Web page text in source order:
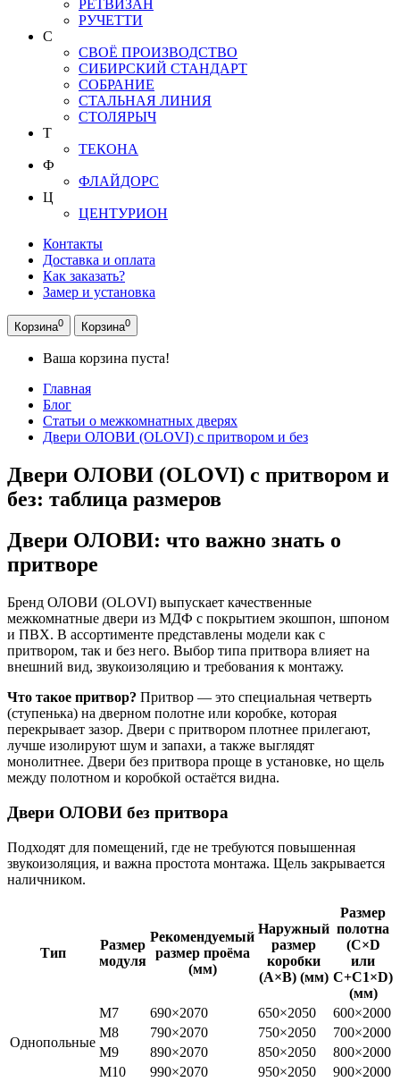
РЕТВИЗАН
РУЧЕТТИ
С
СВОЁ ПРОИЗВОДСТВО
СИБИРСКИЙ СТАНДАРТ
СОБРАНИЕ
СТАЛЬНАЯ ЛИНИЯ
СТОЛЯРЫЧ
Т
ТЕКОНА
Ф
ФЛАЙДОРС
Ц
ЦЕНТУРИОН
Контакты
Доставка и оплата
Как заказать?
Замер и установка
Корзина0 Корзина0
Ваша корзина пуста!
Главная
Блог
Статьи о межкомнатных дверях
Двери ОЛОВИ (OLOVI) с притвором и без
Двери ОЛОВИ (OLOVI) с притвором и
без: таблица размеров
Двери ОЛОВИ: что важно знать о
притворе
Бренд ОЛОВИ (OLOVI) выпускает качественные
межкомнатные двери из МДФ с покрытием экошпон, шпоном
и ПВХ. В ассортименте представлены модели как с
притвором, так и без него. Выбор типа притвора влияет на
внешний вид, звукоизоляцию и требования к монтажу.
Что такое притвор? Притвор — это специальная четверть
(ступенька) на дверном полотне или коробке, которая
перекрывает зазор. Двери с притвором плотнее прилегают,
лучше изолируют шум и запахи, а также выглядят
монолитнее. Двери без притвора проще в установке, но щель
между полотном и коробкой остаётся видна.
Двери ОЛОВИ без притвора
Подходят для помещений, где не требуются повышенная
звукоизоляция, и важна простота монтажа. Щель закрывается
наличником.
Тип
Размер
модуля
Рекомендуемый
размер проёма
(мм)
Наружный
размер
коробки
(A×B) (мм)
Размер
полотна
(C×D
или
C+C1×D)
(мм)
Однопольные
M7 690×2070 650×2050
600×2000
M8
790×2070 750×2050
700×2000
M9
890×2070 850×2050
800×2000
M10
990×2070 950×2050 900×2000